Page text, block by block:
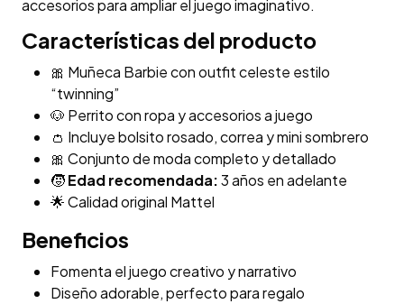
accesorios para ampliar el juego imaginativo.
Características del producto
🎀 Muñeca Barbie con outfit celeste estilo
“twinning”
🐶 Perrito con ropa y accesorios a juego
👛 Incluye bolsito rosado, correa y mini sombrero
🎀 Conjunto de moda completo y detallado
🧒Edad recomendada:3 años en adelante
🌟 Calidad original Mattel
Beneficios
Fomenta el juego creativo y narrativo
Diseño adorable, perfecto para regalo